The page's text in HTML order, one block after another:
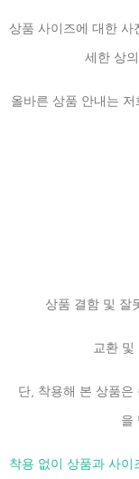
상품 사이즈에 대한
세한 상
올바른 상품 안내는
상품 결함 및 잘
교환 및
단, 착용해 본 상품은
을
착용 없이 상품과 사이